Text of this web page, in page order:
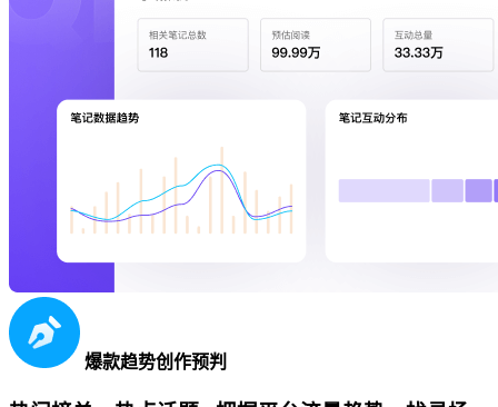
爆款趋势创作预判